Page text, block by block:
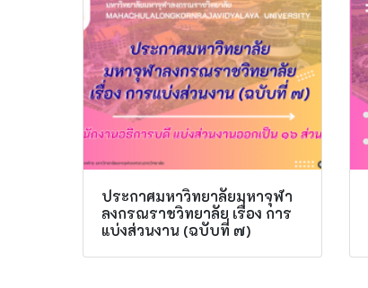
ประกาศมหาวิทยาลัยมหาจุฬา
ลงกรณราชวิทยาลัย เรื่อง การ
แบ่งส่วนงาน (ฉบับที่ ๗)